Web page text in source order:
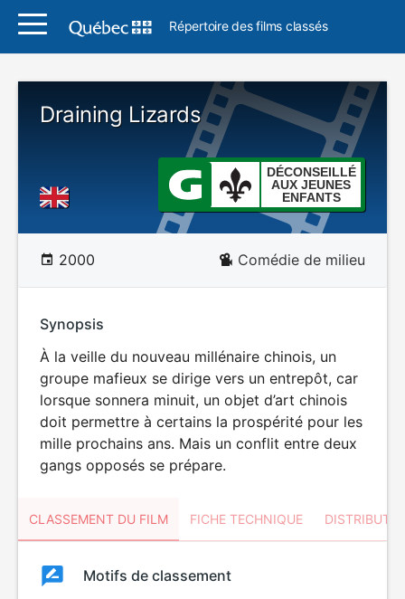
Répertoire des films classés
Draining Lizards
DÉCONSEILLÉ
AUX JEUNES
ENFANTS
2000 Comédie de milieu
Synopsis
À la veille du nouveau millénaire chinois, un
groupe mafieux se dirige vers un entrepôt, car
lorsque sonnera minuit, un objet d’art chinois
doit permettre à certains la prospérité pour les
mille prochains ans. Mais un conflit entre deux
gangs opposés se prépare.
CLASSEMENT DU FILM FICHE TECHNIQUE
ClassementClassement
Motifs de classement